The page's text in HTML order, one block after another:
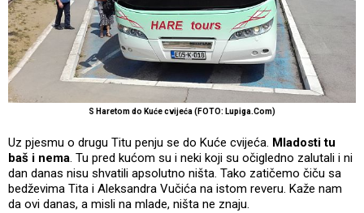
S Haretom do Kuće cvijeća (FOTO: Lupiga.Com)
Uz pjesmu o drugu Titu penju se do Kuće cvijeća. Mladosti tu
baš i nema. Tu pred kućom su i neki koji su očigledno zalutali i ni
dan danas nisu shvatili apsolutno ništa. Tako zatičemo čiču sa
bedževima Tita i Aleksandra Vučića na istom reveru. Kaže nam
da ovi danas, a misli na mlade, ništa ne znaju.